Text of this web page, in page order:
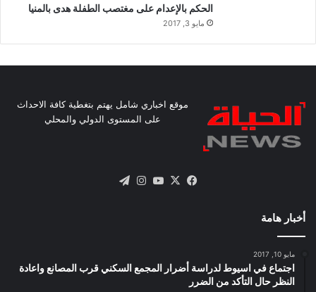
الحكم بالإعدام على مغتصب الطفلة هدى بالمنيا
مايو 3, 2017
موقع اخباري شامل يهتم بتغطية كافة الاحداث
على المستوى الدولي والمحلي
فيسبوك
X يوتيوبانستقرام
أخبار هامة
مايو 10, 2017
اجتماع في اسيوط لدراسة أضرار المجمع السكني قرب المصانع واعادة
النظر حال التأكد من الضرر